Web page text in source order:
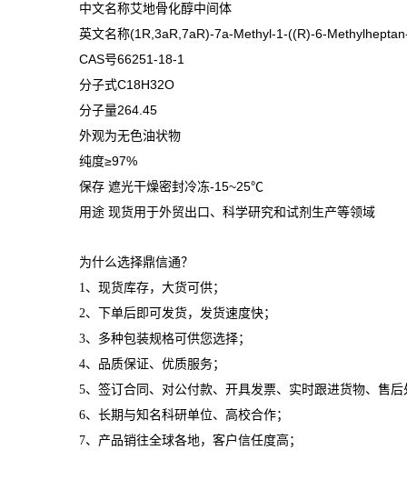
中文名称艾地骨化醇中间体
英文名称(1R,3aR,7aR)-7a-Methyl-1-((R)-6-
CAS号66251-18-1
分子式C18H32O
分子量264.45
外观为无色油状物
纯度≥97%
保存 遮光干燥密封冷冻-15~25℃
用途 现货用于外贸出口、科学研究和试剂生产等领域
为什么选择鼎信通？
1、现货库存，大货可供；
2、下单后即可发货，发货速度快；
3、多种包装规格可供您选择；
4、品质保证、优质服务；
5、签订合同、对公付款、开具发票、实时跟进货物、售后
6、长期与知名科研单位、高校合作；
7、产品销往全球各地，客户信任度高；